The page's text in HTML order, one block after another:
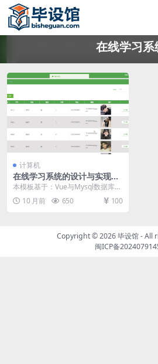
在线学习系
计算机
在线学习系统的设计与实现毕
设模板 毕业设计模板及毕业论
本模板基于：Vue与Mysql数据库开
发 系统详细实现 管理员模块的实现
学生信...
10 月前 650 100
Copyright © 2026毕设馆- All
闽ICP备